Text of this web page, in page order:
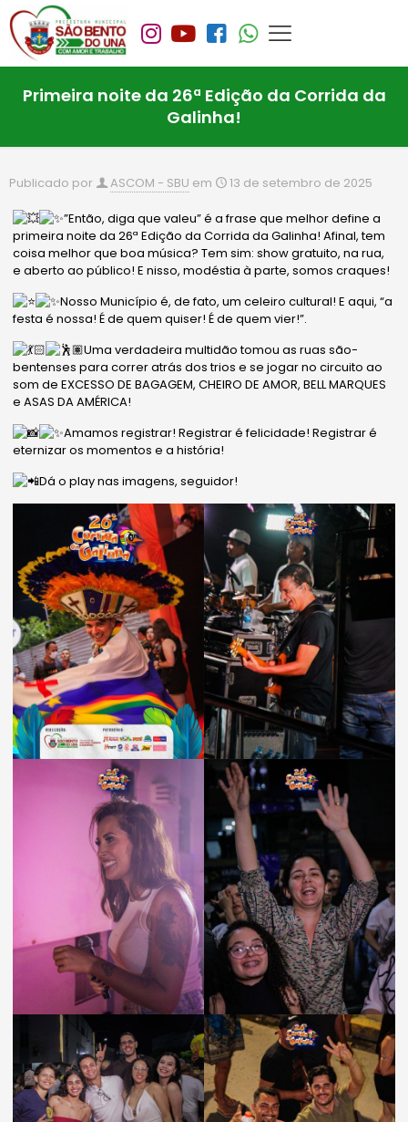
Primeira noite da 26ª Edição da Corrida da
Galinha!
Publicado por ASCOM - SBU em 13 de setembro de 2025
”Então, diga que valeu” é a frase que melhor define a
primeira noite da 26ª Edição da Corrida da Galinha! Afinal, tem
coisa melhor que boa música? Tem sim: show gratuito, na rua,
e aberto ao público! E nisso, modéstia à parte, somos craques!
Nosso Município é, de fato, um celeiro cultural! E aqui, “a
festa é nossa! É de quem quiser! É de quem vier!”.
Uma verdadeira multidão tomou as ruas são-
bentenses para correr atrás dos trios e se jogar no circuito ao
som de EXCESSO DE BAGAGEM, CHEIRO DE AMOR, BELL MARQUES
e ASAS DA AMÉRICA!
Amamos registrar! Registrar é felicidade! Registrar é
eternizar os momentos e a história!
Dá o play nas imagens, seguidor!